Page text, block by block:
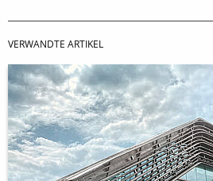
VERWANDTE ARTIKEL